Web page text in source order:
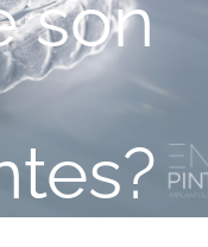
son